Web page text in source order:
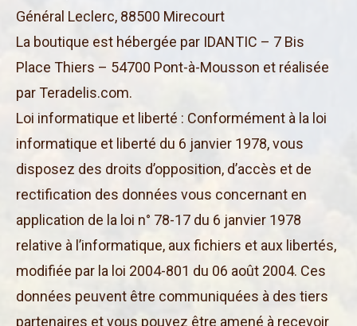
Général Leclerc, 88500 Mirecourt
La boutique est hébergée par IDANTIC – 7 Bis
Place Thiers – 54700 Pont-à-Mousson et réalisée
par Teradelis.com.
Loi informatique et liberté : Conformément à la loi
informatique et liberté du 6 janvier 1978, vous
disposez des droits d’opposition, d’accès et de
rectification des données vous concernant en
application de la loi n° 78-17 du 6 janvier 1978
relative à l’informatique, aux fichiers et aux libertés,
modifiée par la loi 2004-801 du 06 août 2004. Ces
données peuvent être communiquées à des tiers
partenaires et vous pouvez être amené à recevoir